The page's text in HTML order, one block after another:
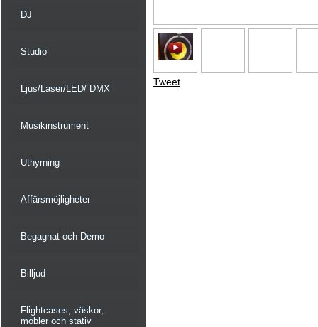
DJ
Studio
Ljus/Laser/LED/ DMX
Musikinstrument
Uthyrning
Affärsmöjligheter
Begagnat och Demo
Billjud
Flightcases, väskor,
möbler och stativ
Tweet